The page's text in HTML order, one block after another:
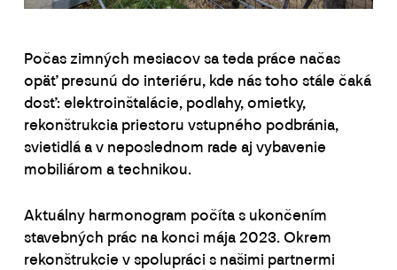
Počas zimných mesiacov sa teda práce načas
opäť presunú do interiéru, kde nás toho stále čaká
dosť: elektroinštalácie, podlahy, omietky,
rekonštrukcia priestoru vstupného podbránia,
svietidlá a v neposlednom rade aj vybavenie
mobiliárom a technikou.
Aktuálny harmonogram počíta s ukončením
stavebných prác na konci mája 2023. Okrem
rekonštrukcie v spolupráci s našimi partnermi